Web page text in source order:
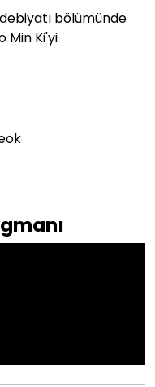
bölümünde
Min Ki'yi